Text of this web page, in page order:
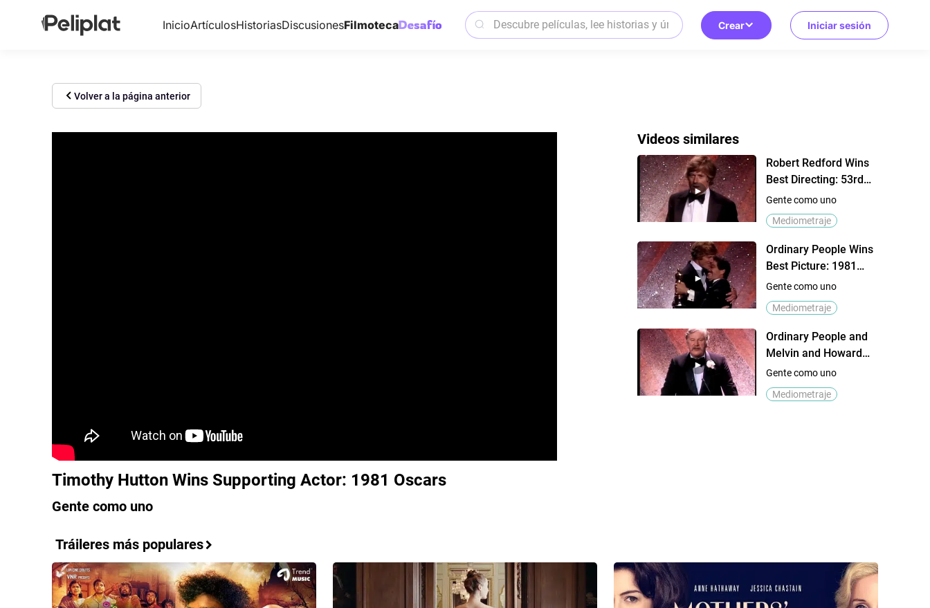
InicioArtículosHistoriasDiscusionesFilmoteca Crear Iniciar sesión
Volver a la página anterior
Timothy Hutton Wins Supporting Actor: 1981 Oscars
Gente como uno
Videos similares
Robert Redford Wins
Best Directing: 53rd
Oscars (1981)
Gente como uno
Mediometraje
Ordinary People Wins
Best Picture: 1981
Oscars
Gente como uno
Mediometraje
Ordinary People and
Melvin and Howard
Win Writing Awards:
1981 Oscars
Gente como uno
Mediometraje
Tráileres más populares